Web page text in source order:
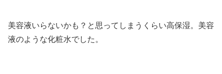
美容液いらないかも？と思ってしまうくらい高保湿。美容
液のような化粧水でした。